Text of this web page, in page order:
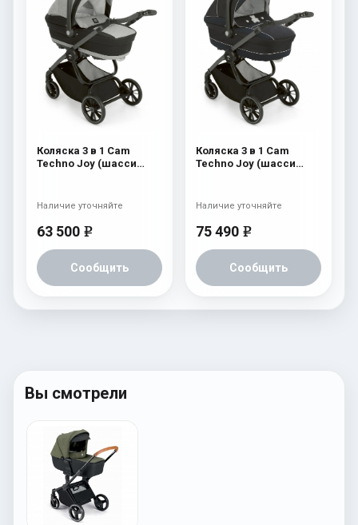
Коляска 3 в 1 Cam
Techno Joy (шасси
63 500 e
Сообщить
Наличие уточняйте
Коляска 3 в 1 Cam
Techno Joy (шасси
75 490 e
Сообщить
Наличие уточняйте
Вы смотрели